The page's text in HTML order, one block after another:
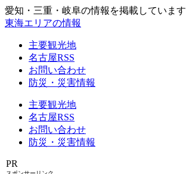
愛知・三重・岐阜の情報を掲載しています
東海エリアの情報
主要観光地
名古屋RSS
お問い合わせ
防災・災害情報
主要観光地
名古屋RSS
お問い合わせ
防災・災害情報
PR